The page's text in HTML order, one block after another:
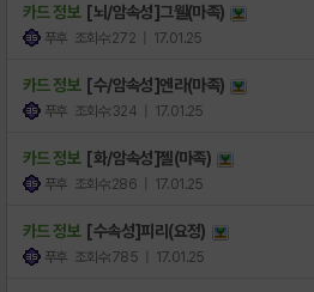
카드 정보 [뇌/암속성]그웰(마족)
푸후 조회수:272 | 17.01.25
카드 정보 [수/암속성]엔라(마족)
푸후 조회수:324 | 17.01.25
카드 정보 [화/암속성]젤(마족)
푸후 조회수:286 | 17.01.25
카드 정보 [수속성]피리(요정)
푸후 조회수:785 | 17.01.25